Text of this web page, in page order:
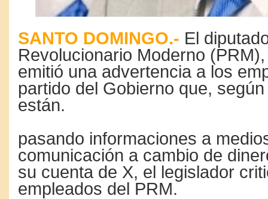
SANTO DOMINGO.- El
Revolucionario Moderno
emitió una advertencia a los
partido del Gobierno que,
están.
pasando informaciones a
comunicación a cambio de
su cuenta de X, el legislador
empleados del PRM.